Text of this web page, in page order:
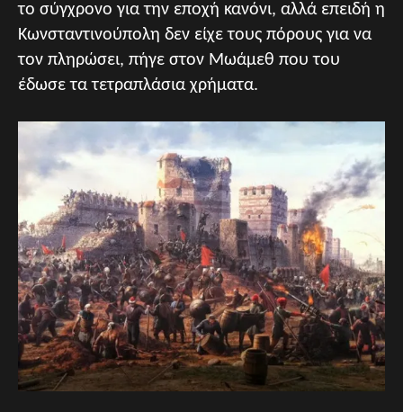
το σύγχρονο για την εποχή κανόνι, αλλά επειδή η
Κωνσταντινούπολη δεν είχε τους πόρους για να
τον πληρώσει, πήγε στον Μωάμεθ που του
έδωσε τα τετραπλάσια χρήματα.